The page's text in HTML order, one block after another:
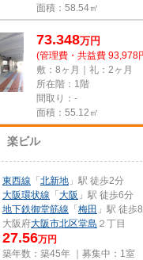
面積：58.54㎡
73.348万円
(管理費・共益費 93,978
敷：8ヶ月｜礼：2ヶ月
所在階：1階
間取り：-
面積：55.12㎡
楽ビル
東西線 「 北新地 」駅 徒歩2分
大阪環状線 「 大阪 」駅 徒歩6分
地下鉄御堂筋線 「 梅田 」駅 徒歩
大阪府大阪市北区堂島 ２丁目
27.56万円
築年数：築45年 ｜募集中： 1室